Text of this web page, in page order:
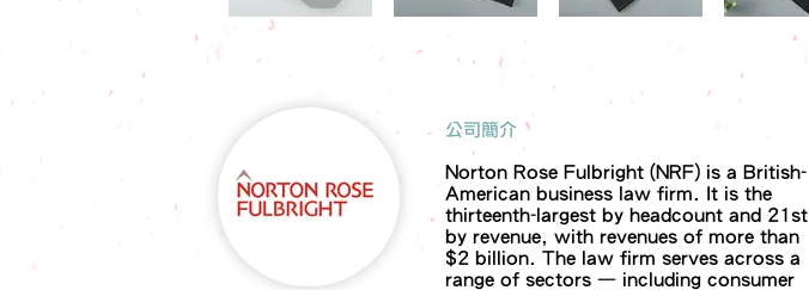
​公司簡介
Norton Rose Fulbright (NRF) is a British-
American business law firm. It is the
thirteenth-largest by headcount and 21st
by revenue, with revenues of more than
$2 billion. The law firm serves across a
range of sectors — including consumer